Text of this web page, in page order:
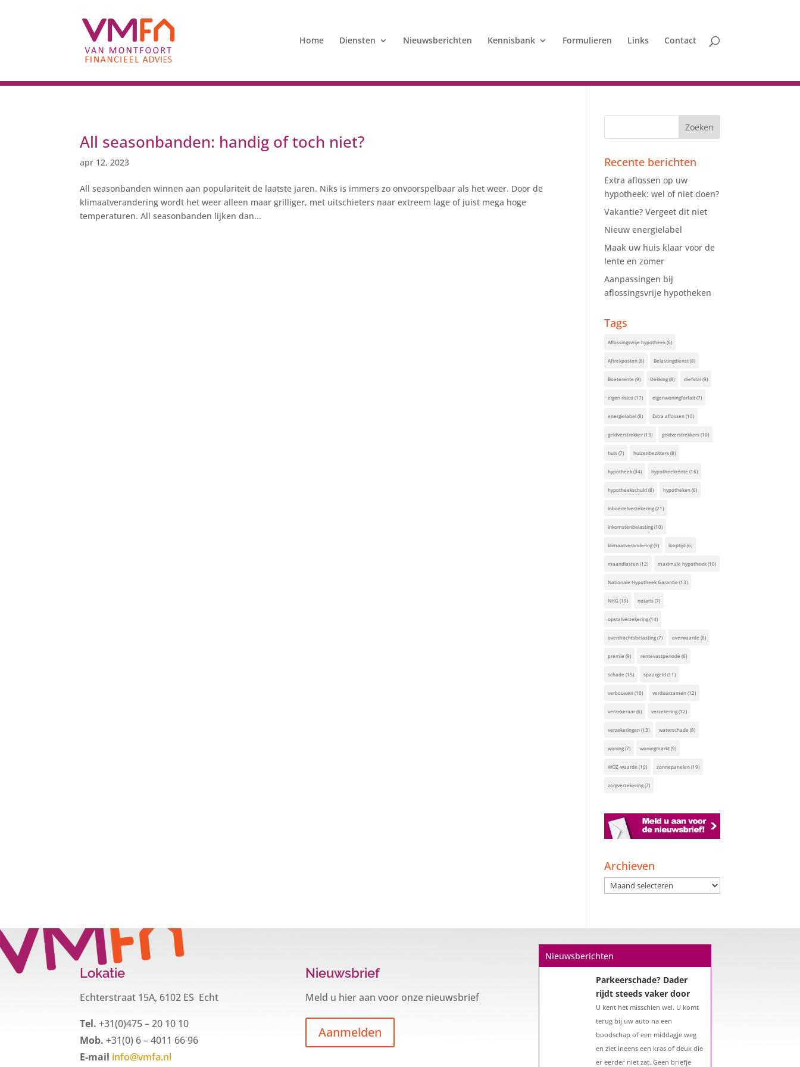
Home Diensten Nieuwsberichten Kennisbank Formulieren Links Contact
All seasonbanden: handig of toch niet?
apr 12, 2023
All seasonbanden winnen aan populariteit de laatste jaren. Niks is immers zo onvoorspelbaar als het weer. Door de
klimaatverandering wordt het weer alleen maar grilliger, met uitschieters naar extreem lage of juist mega hoge
temperaturen. All seasonbanden lijken dan...
Recente berichten
Extra aflossen op uw
hypotheek: wel of niet doen?
Vakantie? Vergeet dit niet
Nieuw energielabel
Maak uw huis klaar voor de
lente en zomer
Aanpassingen bij
aflossingsvrije hypotheken
Tags
Aflossingsvrije hypotheek(6)
Aftrekposten(8) Belastingdienst(8)
Boeterente (9) Dekking(8) diefstal(9)
eigen risico(17) eigenwoningforfait(7)
energielabel(8) Extra aflossen(10)
geldverstrekker(13) geldverstrekkers(10)
huis(7) huizenbezitters(8)
hypotheek(34) hypotheekrente (16)
hypotheekschuld(8) hypotheken(6)
inboedelverzekering(21)
inkomstenbelasting(10)
klimaatverandering(9) looptijd(6)
maandlasten(12) maximale hypotheek(10)
Nationale Hypotheek Garantie (13)
NHG(19) notaris(7)
opstalverzekering(14)
overdrachtsbelasting(7) overwaarde (8)
premie (9) rentevastperiode (6)
schade (15) spaargeld(11)
verbouwen(10) verduurzamen(12)
verzekeraar(6) verzekering(12)
verzekeringen(13) waterschade (8)
woning(7) woningmarkt(9)
WOZ-waarde (10) zonnepanelen(19)
zorgverzekering(7)
Archieven
Archieven
Lokatie
Echterstraat 15A, 6102 ES Echt
Tel. +31(0)475 – 20 10 10
Mob. +31(0) 6 – 4011 66 96
E-mail info@vmfa.nl
Nieuwsbrief
Meld u hier aan voor onze nieuwsbrief
Aanmelden
Nieuwsberichten
Een hypotheek na uw
mogelijkheden
De woningmarkt is nog steeds in
beweging. Misschien denkt u na
hypotheek als u 57 jaar of ouder
bent?...
Parkeerschade? Dader
rijdt steeds vaker door
U kent het misschien wel. U komt
terug bij uw auto na een
boodschap of een middagje weg
en ziet ineens een kras of deuk die
er eerder niet zat. Geen briefje